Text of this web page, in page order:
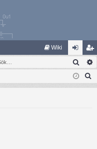
Wiki
og
ga
li
m
Sök